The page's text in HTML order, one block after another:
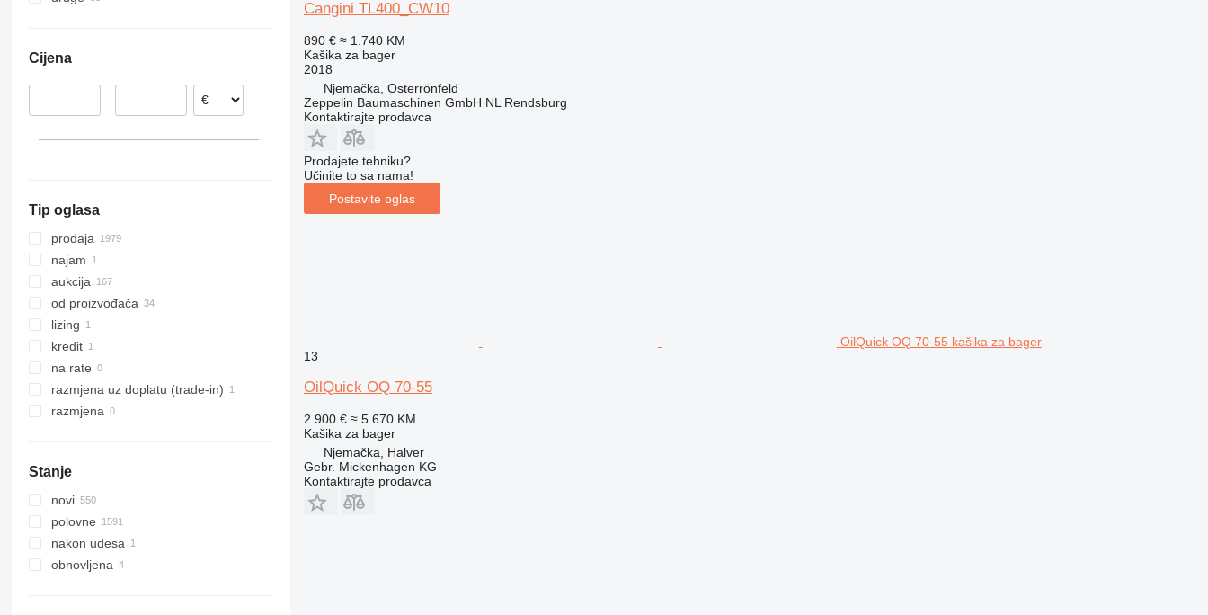
330
336
374
390
395
416
420
428
432
438
444
DE
V-series
Rumunija
Španjolska
Cijena
–
Tip oglasa
prodaja
najam
aukcija
od proizvođača
lizing
kredit
na rate
razmjena uz doplatu (trade-in)
razmjena
Stanje
novi
polovne
nakon udesa
obnovljena
Cangini TL400_CW10
890 € ≈ 1.740 KM
Kašika za bager
2018
Njemačka, Osterrönfeld
Zeppelin Baumaschinen GmbH NL Rendsburg
Kontaktirajte prodavca
Prodajete tehniku?
Učinite to sa nama!
Postavite oglas
OilQuick OQ 70-55 kašika za bager
13
OilQuick OQ 70-55
2.900 € ≈ 5.670 KM
Kašika za bager
Njemačka, Halver
Gebr. Mickenhagen KG
Kontaktirajte prodavca